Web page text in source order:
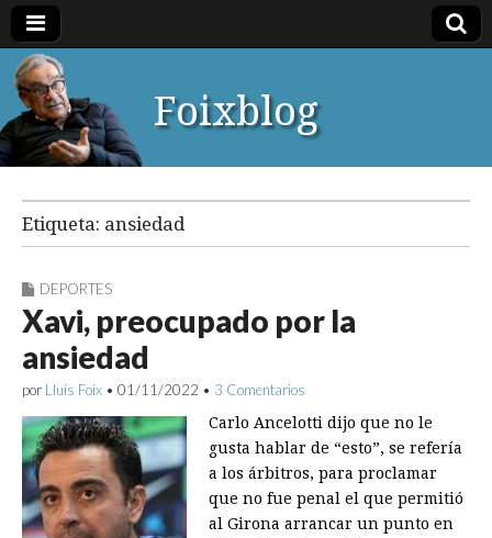
Foixblog
Etiqueta: ansiedad
DEPORTES
Xavi, preocupado por la
ansiedad
por Lluís Foix • 01/11/2022 • 3 Comentarios
Carlo Ancelotti dijo que no le
gusta hablar de “esto”, se refería
a los árbitros, para proclamar
que no fue penal el que permitió
al Girona arrancar un punto en